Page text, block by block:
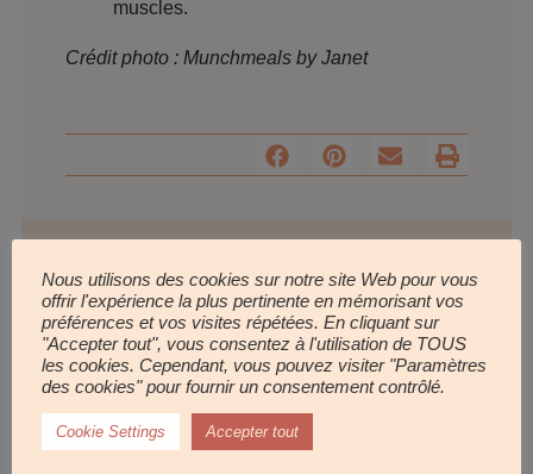
muscles.
Crédit photo : Munchmeals by Janet
Nous utilisons des cookies sur notre site Web pour vous
offrir l'expérience la plus pertinente en mémorisant vos
préférences et vos visites répétées. En cliquant sur
"Accepter tout", vous consentez à l'utilisation de TOUS
les cookies. Cependant, vous pouvez visiter "Paramètres
des cookies" pour fournir un consentement contrôlé.
Cookie Settings Accepter tout